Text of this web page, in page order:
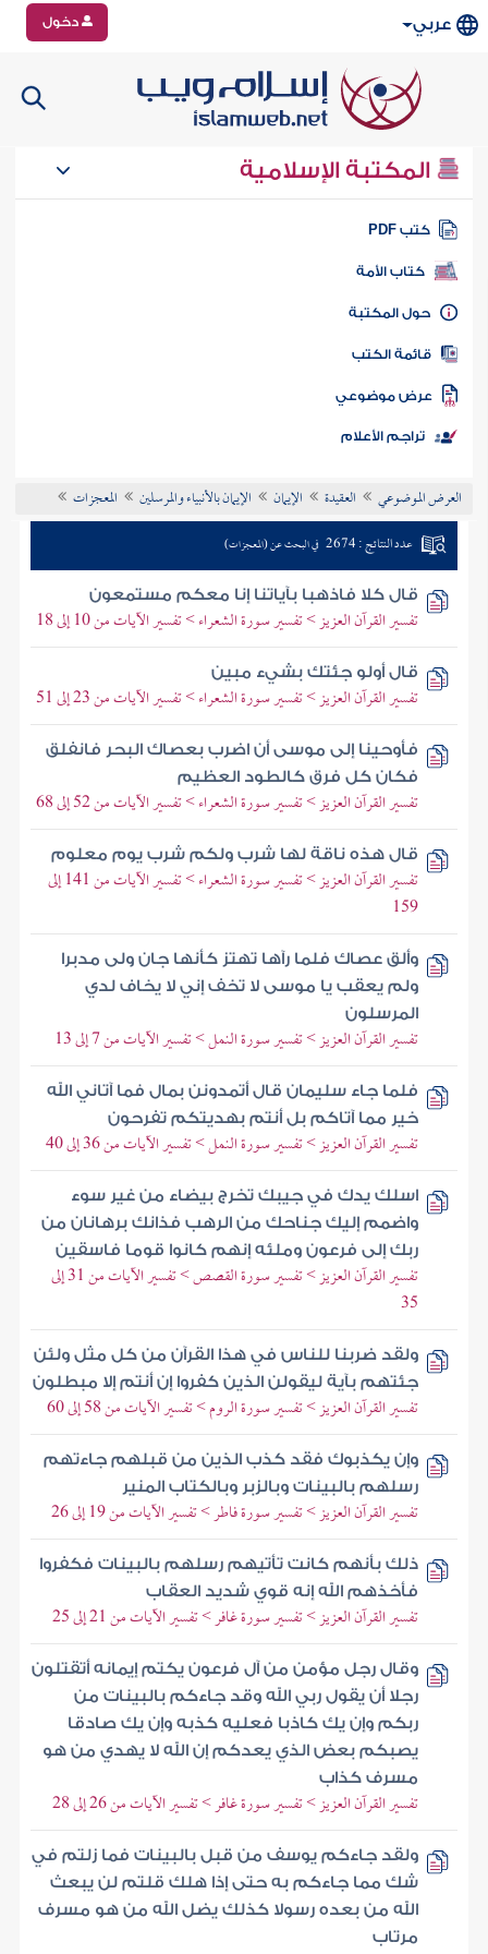
عربي دخول
المكتبة الإسلامية
كتب PDF
كتاب الأمة
المكتبة
الكتب
موضوعي
تراجم الأعلام
العرض الموضوعي العقيدة الإيمان الإيمان بالأنبياء والمرسلين المعجزات
عدد النتائج : 2674 في البحث عن (المعجزات)
قال كلا فاذهبا بآياتنا إنا معكم مستمعون
تفسير القرآن العزيز > تفسير سورة الشعراء > تفسير الآيات من 10 إلى 18
قال أولو جئتك بشيء مبين
تفسير القرآن العزيز > تفسير سورة الشعراء > تفسير الآيات من 23 إلى 51
فأوحينا إلى موسى أن اضرب بعصاك البحر فانفلق
فكان كل فرق كالطود العظيم
تفسير القرآن العزيز > تفسير سورة الشعراء > تفسير الآيات من 52 إلى 68
قال هذه ناقة لها شرب ولكم شرب يوم معلوم
تفسير القرآن العزيز > تفسير سورة الشعراء > تفسير الآيات من 141 إلى
159
وألق عصاك فلما رآها تهتز كأنها جان ولى مدبرا
ولم يعقب يا موسى لا تخف إني لا يخاف لدي
المرسلون
تفسير القرآن العزيز > تفسير سورة النمل > تفسير الآيات من 7 إلى 13
فلما جاء سليمان قال أتمدونن بمال فما آتاني الله
خير مما آتاكم بل أنتم بهديتكم تفرحون
تفسير القرآن العزيز > تفسير سورة النمل > تفسير الآيات من 36 إلى 40
اسلك يدك في جيبك تخرج بيضاء من غير سوء
واضمم إليك جناحك من الرهب فذانك برهانان من
ربك إلى فرعون وملئه إنهم كانوا قوما فاسقين
تفسير القرآن العزيز > تفسير سورة القصص > تفسير الآيات من 31 إلى
35
ولقد ضربنا للناس في هذا القرآن من كل مثل ولئن
جئتهم بآية ليقولن الذين كفروا إن أنتم إلا مبطلون
تفسير القرآن العزيز > تفسير سورة الروم > تفسير الآيات من 58 إلى 60
وإن يكذبوك فقد كذب الذين من قبلهم جاءتهم
رسلهم بالبينات وبالزبر وبالكتاب المنير
تفسير القرآن العزيز > تفسير سورة فاطر > تفسير الآيات من 19 إلى 26
ذلك بأنهم كانت تأتيهم رسلهم بالبينات فكفروا
فأخذهم الله إنه قوي شديد العقاب
تفسير القرآن العزيز > تفسير سورة غافر > تفسير الآيات من 21 إلى 25
وقال رجل مؤمن من آل فرعون يكتم إيمانه أتقتلون
رجلا أن يقول ربي الله وقد جاءكم بالبينات من
ربكم وإن يك كاذبا فعليه كذبه وإن يك صادقا
يصبكم بعض الذي يعدكم إن الله لا يهدي من هو
مسرف كذاب
تفسير القرآن العزيز > تفسير سورة غافر > تفسير الآيات من 26 إلى 28
ولقد جاءكم يوسف من قبل بالبينات فما زلتم في
شك مما جاءكم به حتى إذا هلك قلتم لن يبعث
الله من بعده رسولا كذلك يضل الله من هو مسرف
مرتاب